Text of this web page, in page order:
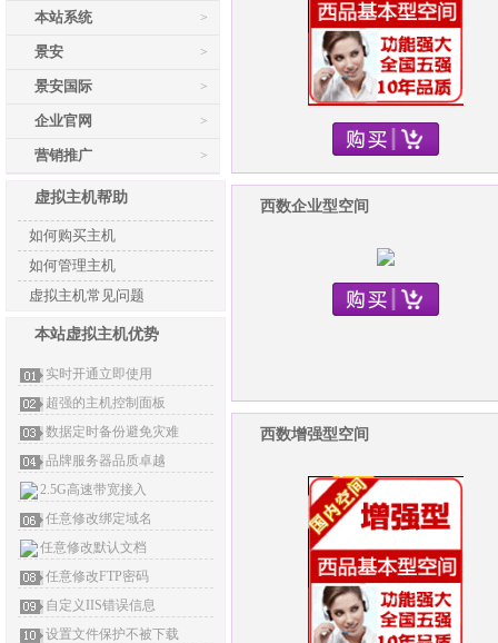
>
本站系统
>
景安
>
景安国际
>
企业官网
>
营销推广
虚拟主机帮助
如何购买主机
如何管理主机
虚拟主机常见问题
本站虚拟主机优势
实时开通立即使用
超强的主机控制面板
数据定时备份避免灾难
品牌服务器品质卓越
2.5G高速带宽接入
任意修改绑定域名
任意修改默认文档
任意修改FTP密码
自定义IIS错误信息
设置文件保护不被下载
西数企业型空间
西数增强型空间